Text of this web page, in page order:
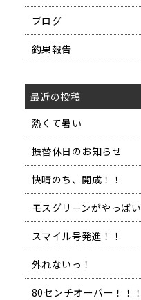
ブログ
釣果報告
最近の投稿
熱くて暑い
振替休日のお知らせ
快晴のち、開成！！
モスグリーンがやっばい
スマイル号発進！！
外れないっ！
80センチオーバー！！！